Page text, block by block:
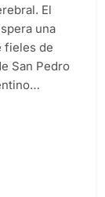
El
una
fieles de
San Pedro